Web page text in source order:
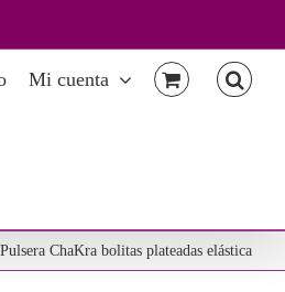
Mi cuenta
Pulsera ChaKra bolitas plateadas elástica